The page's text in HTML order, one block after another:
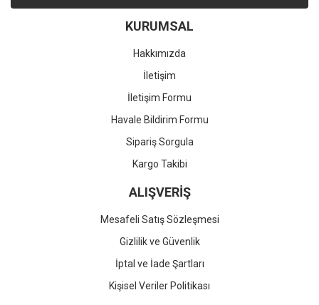
KURUMSAL
Hakkımızda
İletişim
İletişim Formu
Havale Bildirim Formu
Sipariş Sorgula
Kargo Takibi
ALIŞVERİŞ
Mesafeli Satış Sözleşmesi
Gizlilik ve Güvenlik
İptal ve İade Şartları
Kişisel Veriler Politikası